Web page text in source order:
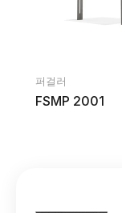
퍼걸러
FSMP 2001